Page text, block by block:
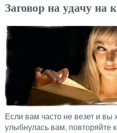
Заговор на удачу на
Если вам часто не везет и вы
улыбнулась вам, повторяйте